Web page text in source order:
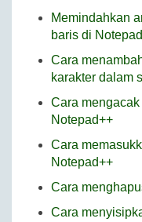
Memindahkan
baris di
Cara
karakter dalam
Cara
Notepad++
Cara
Notepad++
Cara
Cara